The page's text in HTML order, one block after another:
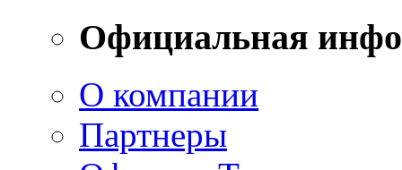
Официальная
О компании
Партнеры